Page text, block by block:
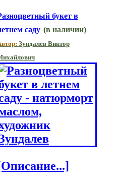
букет в
саду (в наличии)
Зундалев Виктор